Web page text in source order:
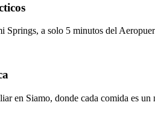
Springs, a solo 5 minutos del
en Siamo, donde cada comida es